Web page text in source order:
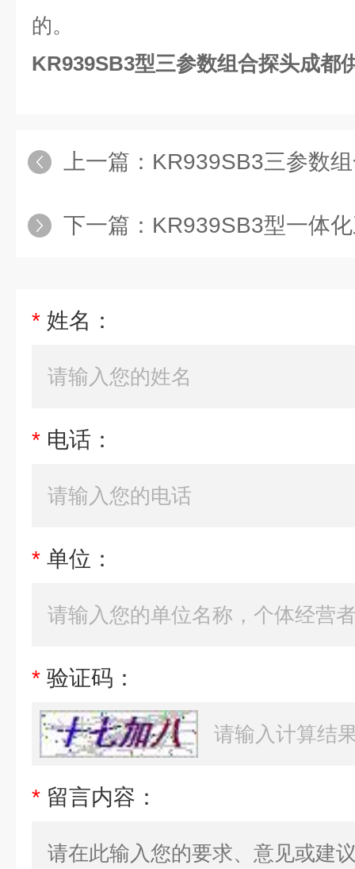
的。
KR939SB3型三参数组合探头成都
上一篇： KR939SB3三参数
下一篇： KR939SB3型一体化三
* 姓名：
* 电话：
* 单位：
* 验证码：
* 留言内容：